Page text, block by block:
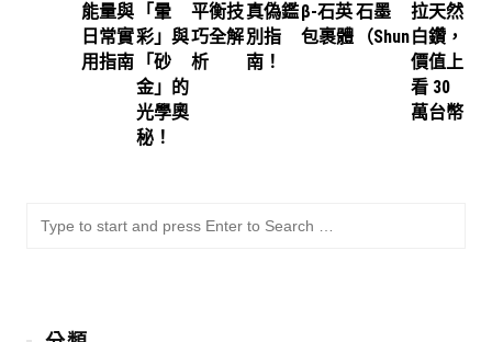
能量與
日常實
用指南
「暈
彩」與
「砂
金」的
光學奧
秘！
平衡技
巧全解
析
真偽鑑
別指
南！
β-石英
包裹體
石墨
（Shungite）
拉天然
白鑽，
價值上
看 30
萬台幣